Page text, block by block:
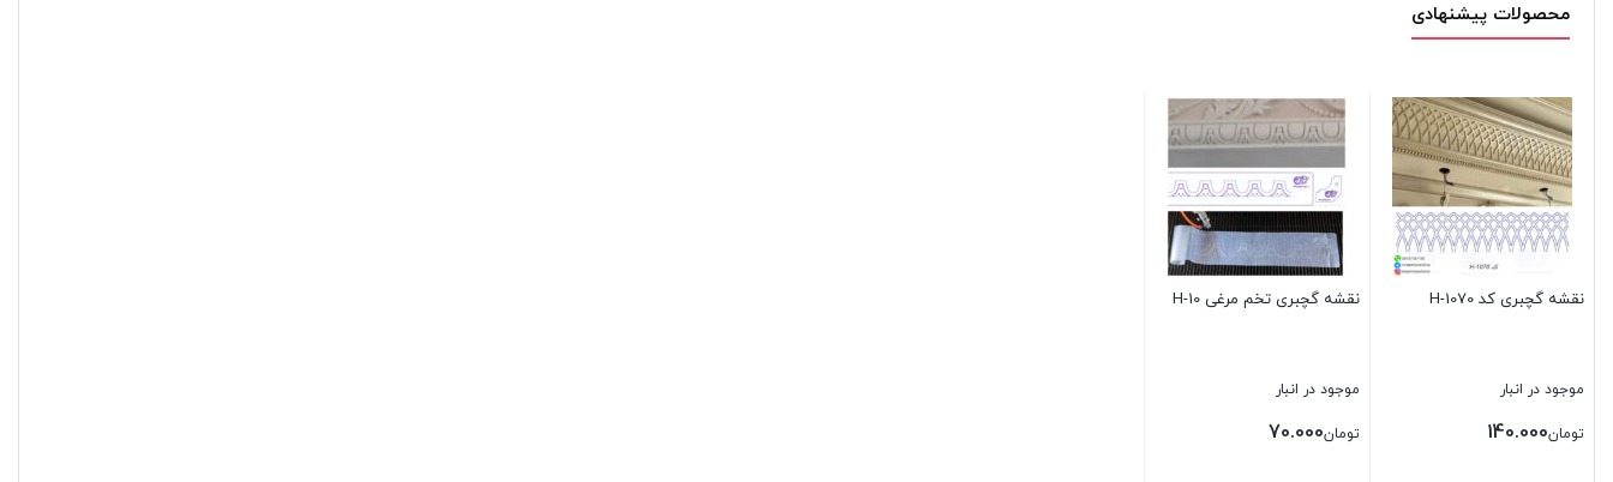
محصولات پیشنهادی
نقشه گچبری کد H-1070
موجود در انبار
تومان140.000
نقشه گچبری تخم مرغی H-10
موجود در انبار
تومان70.000